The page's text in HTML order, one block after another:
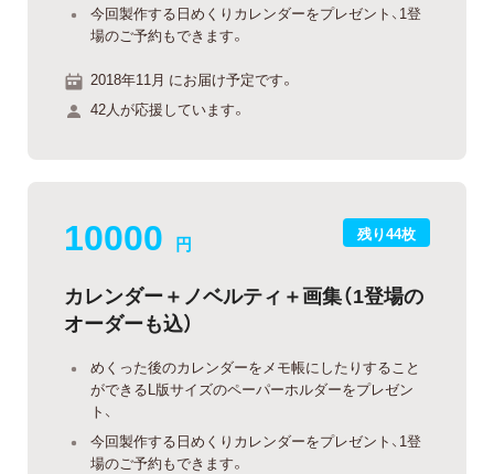
今回製作する日めくりカレンダーをプレゼント、1登
場のご予約もできます。
2018年11月 にお届け予定です。
42人が応援しています。
残り44枚
10000 円
カレンダー＋ノベルティ＋画集（1登場の
オーダーも込）
めくった後のカレンダーをメモ帳にしたりすること
ができるL版サイズのペーパーホルダーをプレゼン
ト、
今回製作する日めくりカレンダーをプレゼント、1登
場のご予約もできます。